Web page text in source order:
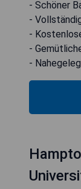
- Schöner
-
-
-
-